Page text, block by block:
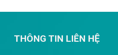
THÔNG TIN LIÊN HỆ